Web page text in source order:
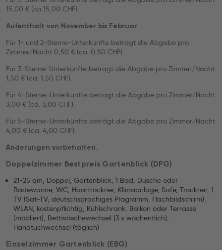
15,00 € (ca.15,00 CHF).
Aufenthalt von November bis Februar
Für 1- und 2-Sterne-Unterkünfte beträgt die Abgabe pro
Zimmer/Nacht 0,50 € (ca. 0,50 CHF).
Für 3-Sterne-Unterkünfte beträgt die Abgabe pro Zimmer/Nacht
1,50 € (ca. 1,50 CHF).
Für 4-Sterne-Unterkünfte beträgt die Abgabe pro Zimmer/Nacht
3,00 € (ca. 3,00 CHF).
Für 5-Sterne-Unterkünfte beträgt die Abgabe pro Zimmer/Nacht
4,00 € (ca. 4,00 CHF).
Änderungen vorbehalten.
Doppelzimmer Bestpreis Gartenblick (DPG)
21-25 qm, Doppel, Gartenblick, 1 Bad, Dusche oder
Badewanne, WC, Haartrockner, Klimaanlage, Safe, Trockner, 1
TV (Sat-TV, deutschsprachiges Programm, Flachbildschirm),
WLAN, kostenpflichtig, Kühlschrank, Balkon oder Terrasse
(möbliert), Bettwäschewechsel (3 x wöchentlich),
Handtuchwechsel (täglich)
Einzelzimmer Gartenblick (EBG)